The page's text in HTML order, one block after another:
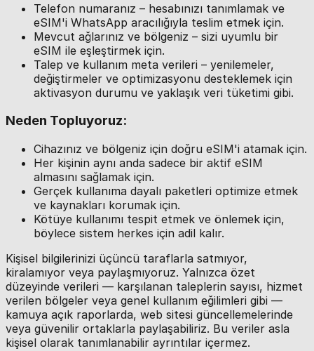
Telefon numaranız – hesabınızı tanımlamak ve
eSIM'i WhatsApp aracılığıyla teslim etmek için.
Mevcut ağlarınız ve bölgeniz – sizi uyumlu bir
eSIM ile eşleştirmek için.
Talep ve kullanım meta verileri – yenilemeler,
değiştirmeler ve optimizasyonu desteklemek için
aktivasyon durumu ve yaklaşık veri tüketimi gibi.
Neden Topluyoruz:
Cihazınız ve bölgeniz için doğru eSIM'i atamak için.
Her kişinin aynı anda sadece bir aktif eSIM
almasını sağlamak için.
Gerçek kullanıma dayalı paketleri optimize etmek
ve kaynakları korumak için.
Kötüye kullanımı tespit etmek ve önlemek için,
böylece sistem herkes için adil kalır.
Kişisel bilgilerinizi üçüncü taraflarla satmıyor,
kiralamıyor veya paylaşmıyoruz. Yalnızca özet
düzeyinde verileri — karşılanan taleplerin sayısı, hizmet
verilen bölgeler veya genel kullanım eğilimleri gibi —
kamuya açık raporlarda, web sitesi güncellemelerinde
veya güvenilir ortaklarla paylaşabiliriz. Bu veriler asla
kişisel olarak tanımlanabilir ayrıntılar içermez.